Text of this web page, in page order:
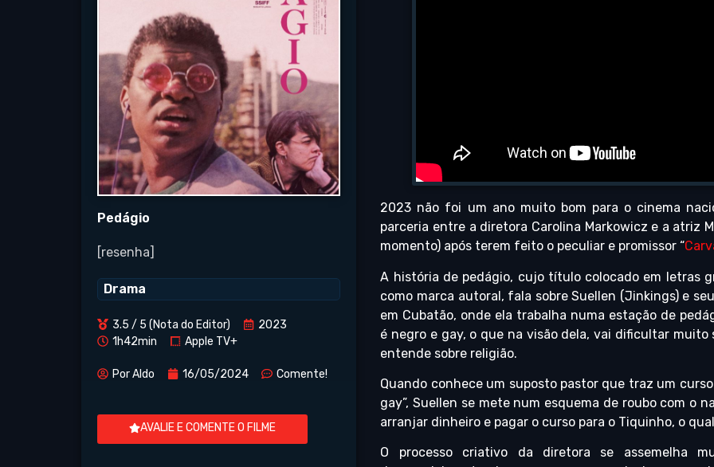
Pedágio
[resenha]
Drama
3.5 / 5 (Nota do Editor)
2023
1h42min
Apple TV+
PorAldo 16/05/2024 Comente!
AVALIE E COMENTE O FILME
2023 não foi um ano muito bom para o cinema
parceria entre a diretora Carolina Markowicz e a atriz
momento) após terem feito o peculiar e promissor “
A história de pedágio, cujo título colocado em letras
como marca autoral, fala sobre Suellen (Jinkings) e
em Cubatão, onde ela trabalha numa estação de
é negro e gay, o que na visão dela, vai dificultar
entende sobre religião.
Quando conhece um suposto pastor que traz um
gay”, Suellen se mete num esquema de roubo com o
arranjar dinheiro e pagar o curso para o Tiquinho, o
O processo criativo da diretora se assemelha